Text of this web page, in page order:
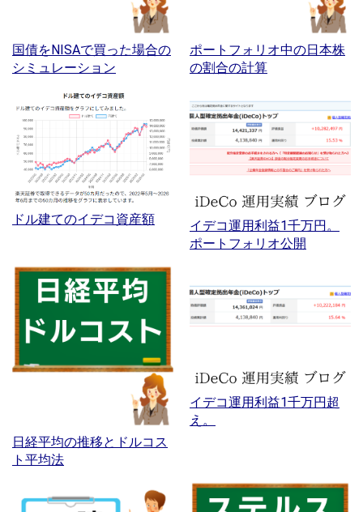
国債をNISAで買った場合の
シミュレーション
ポートフォリオ中の日本株
の割合の計算
ドル建てのイデコ資産額
イデコ運用利益1千万円。
ポートフォリオ公開
日経平均の推移とドルコス
ト平均法
イデコ運用利益1千万円超
え。